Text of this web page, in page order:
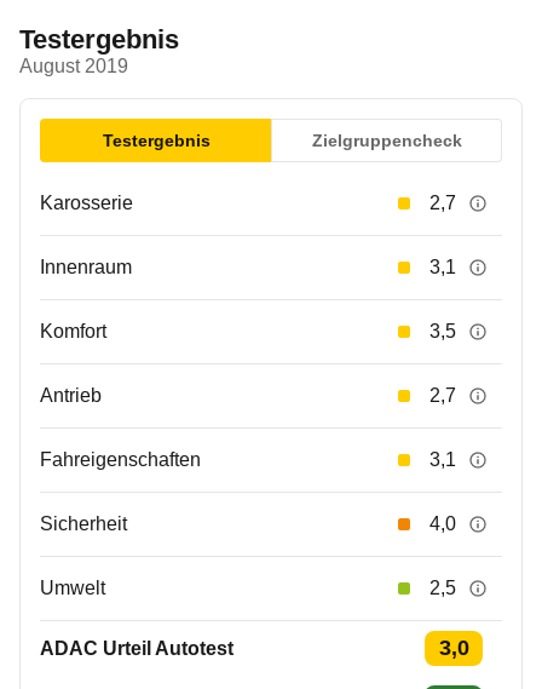
Testergebnis
August 2019
Testergebnis Zielgruppencheck
Karosserie 2,7
Innenraum 3,1
Komfort 3,5
Antrieb 2,7
Fahreigenschaften 3,1
Sicherheit 4,0
Umwelt 2,5
ADAC Urteil Autotest 3,0